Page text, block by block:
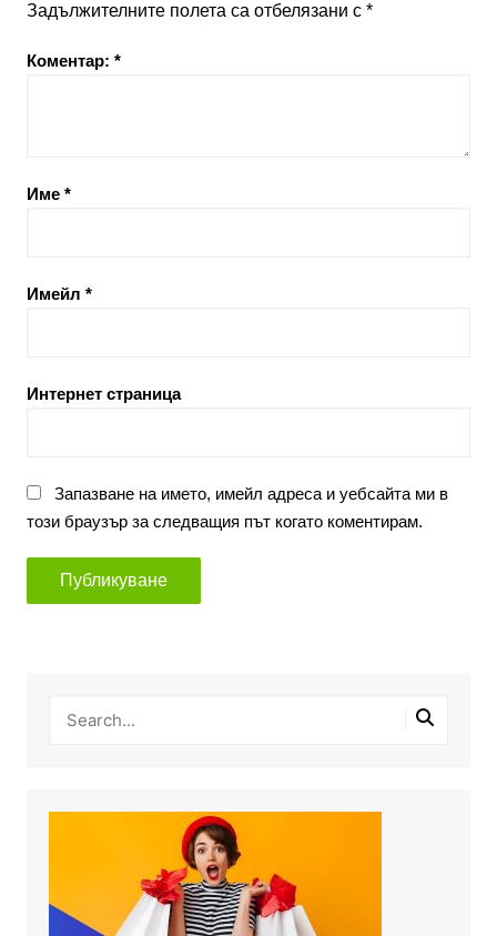
Задължителните полета са отбелязани с *
Коментар: *
Име *
Имейл *
Интернет страница
Запазване на името, имейл адреса и уебсайта ми в
този браузър за следващия път когато коментирам.